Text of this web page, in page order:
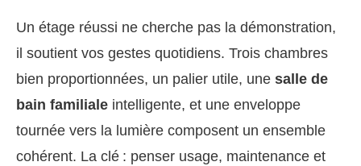
Un étage réussi ne cherche pas la démonstration,
il soutient vos gestes quotidiens. Trois chambres
bien proportionnées, un palier utile, une salle de
bain familiale intelligente, et une enveloppe
tournée vers la lumière composent un ensemble
cohérent. La clé : penser usage, maintenance et